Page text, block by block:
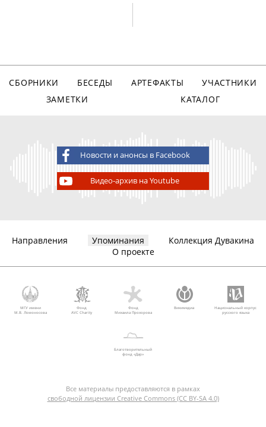
СБОРНИКИ БЕСЕДЫ АРТЕФАКТЫ
УЧАСТНИКИ
ЗАМЕТКИ
КАТАЛОГ
Новости и анонсы в Facebook
Видео-архив на Youtube
Направления Упоминания
Коллекция Дувакина
О проекте
МГУ имени
М.В. Ломоносова
Фонд
AVC Charity
Фонд
Михаила Прохорова
Викимедиа
Национальный корпус
русского языка
Благотворительный
фонд «Дар»
Все материалы предоставляются в рамках
свободной лицензии Creative Commons (CC BY-SA 4.0)